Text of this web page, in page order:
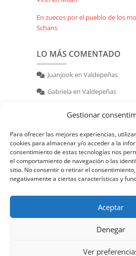
Gestionar
Para ofrecer las mejores experiencias,
cookies para almacenar y/o acceder a la
consentimiento de estas tecnologías nos
el comportamiento de navegación o las
sitio. No consentir o retirar el
negativamente a ciertas características y
Aceptar
Denegar
Ver
En zuecos por el pueblo de los
Schans
LO MÁS COMENTADO
Juanjooken Valdepeñas
Gabriela en Valdepeñas